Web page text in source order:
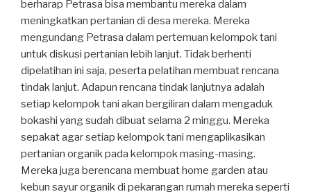
berharap Petrasa bisa membantu mereka dalam
meningkatkan pertanian di desa mereka. Mereka
mengundang Petrasa dalam pertemuan kelompok tani
untuk diskusi pertanian lebih lanjut. Tidak berhenti
dipelatihan ini saja, peserta pelatihan membuat rencana
tindak lanjut. Adapun rencana tindak lanjutnya adalah
setiap kelompok tani akan bergiliran dalam mengaduk
bokashi yang sudah dibuat selama 2 minggu. Mereka
sepakat agar setiap kelompok tani mengaplikasikan
pertanian organik pada kelompok masing-masing.
Mereka juga berencana membuat home garden atau
kebun sayur organik di pekarangan rumah mereka seperti